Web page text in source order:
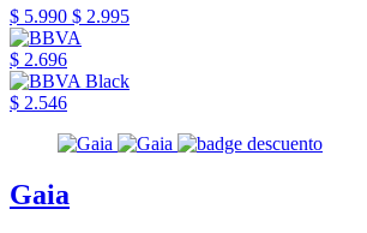
$ 5.990 $ 2.995
$ 2.696
$ 2.546
Gaia